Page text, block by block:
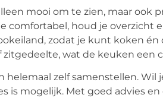
mooi om te zien, maar ook
comfortabel, houd je overzicht
zodat je kunt koken
zitgedeelte, wat de keuken een
zelf samenstellen.
is mogelijk. Met goed advies